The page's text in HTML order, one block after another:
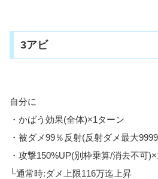
3アビ
自分に
・かばう効果(全体)×1ターン
・被ダメ99％反射(反射ダメ最大
・攻撃150%UP(別枠乗算/消去不可
└通常時:ダメ上限116万迄上昇